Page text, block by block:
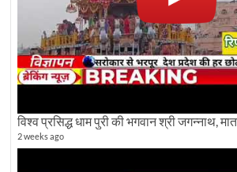
2 weeks ago